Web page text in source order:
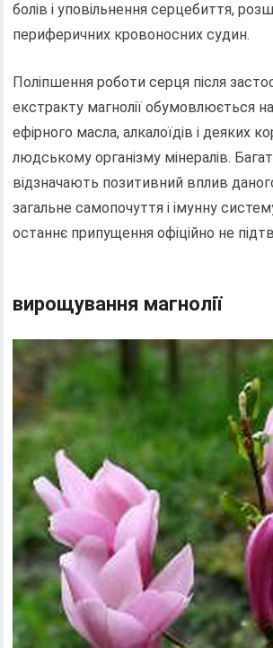
болів і уповільнення серцебиття,
периферичних кровоносних судин.
Поліпшення роботи серця після
екстракту магнолії обумовлюється
ефірного масла, алкалоїдів і деяких
людському організму мінералів.
відзначають позитивний вплив
загальне самопочуття і імунну
останнє припущення офіційно не
вирощування магнолії